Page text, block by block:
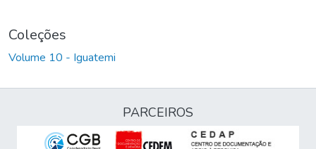
Coleções
Volume 10 - Iguatemi
PARCEIROS